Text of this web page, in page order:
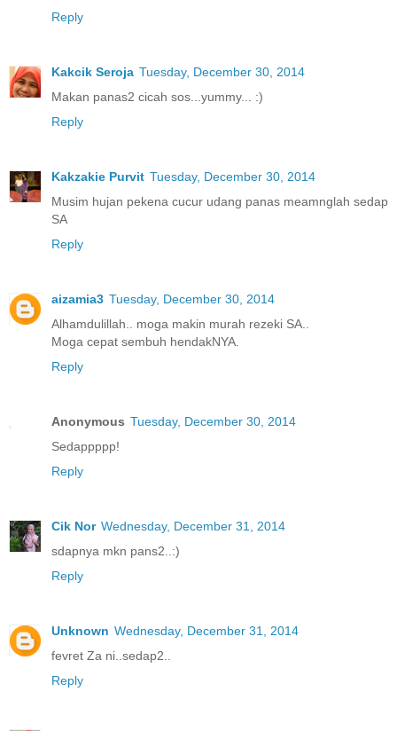
Reply
Kakcik Seroja Tuesday, December 30, 2014
Makan panas2 cicah sos...yummy... :)
Reply
Kakzakie Purvit Tuesday, December 30, 2014
Musim hujan pekena cucur udang panas meamnglah sedap
SA
Reply
aizamia3 Tuesday, December 30, 2014
Alhamdulillah.. moga makin murah rezeki SA..
Moga cepat sembuh hendakNYA.
Reply
Anonymous Tuesday, December 30, 2014
Sedappppp!
Reply
Cik Nor Wednesday, December 31, 2014
sdapnya mkn pans2..:)
Reply
Unknown Wednesday, December 31, 2014
fevret Za ni..sedap2..
Reply